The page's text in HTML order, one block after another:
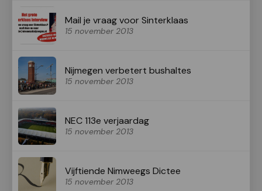
Mail je vraag voor Sinterklaas
15 november 2013
Nijmegen verbetert bushaltes
15 november 2013
NEC 113e verjaardag
15 november 2013
Vijftiende Nimweegs Dictee
15 november 2013